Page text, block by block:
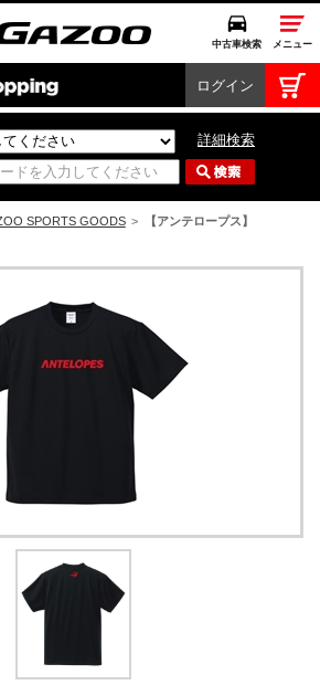
中古車検索 メニュー
クルマカタログ
ログイン
詳細検索
SPORTS GOODS >
【アンテロープス】